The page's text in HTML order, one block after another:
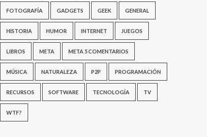
FOTOGRAFÍA GADGETS GEEK GENERAL
HISTORIA HUMOR INTERNET JUEGOS
LIBROS META META 5 COMENTARIOS
MÚSICA NATURALEZA P2P PROGRAMACIÓN
RECURSOS SOFTWARE TECNOLOGÍA TV
WTF?